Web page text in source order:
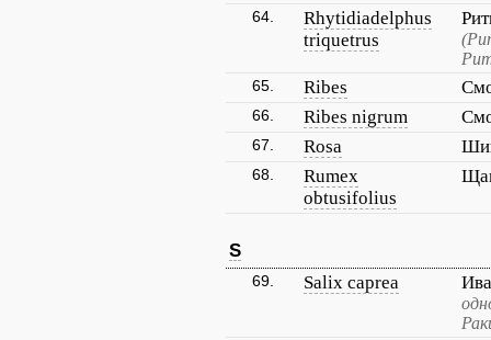
64.
Rhytidiadelphus
triquetrus
65. Ribes
66. Ribes nigrum
67. Rosa
68.
Rumex
obtusifolius
S
69. Salix caprea